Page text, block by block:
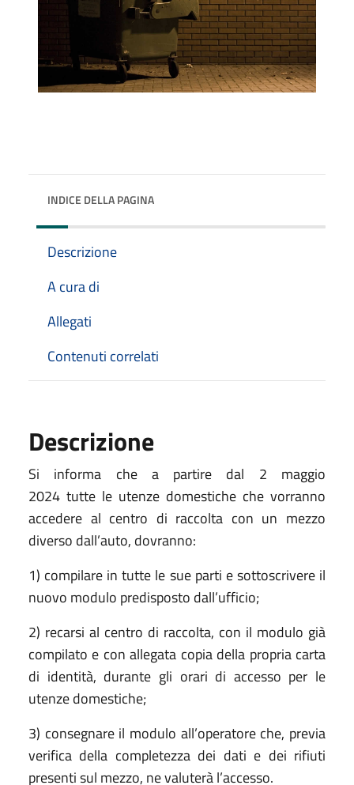
INDICE DELLA PAGINA
Descrizione
A cura di
Allegati
Contenuti correlati
Descrizione
Si informa che a partire dal 2 maggio
2024 tutte le utenze domestiche che vorranno
accedere al centro di raccolta con un mezzo
diverso dall’auto, dovranno:
1) compilare in tutte le sue parti e sottoscrivere il
nuovo modulo predisposto dall’ufficio;
2) recarsi al centro di raccolta, con il modulo già
compilato e con allegata copia della propria carta
di identità, durante gli orari di accesso per le
utenze domestiche;
3) consegnare il modulo all’operatore che, previa
verifica della completezza dei dati e dei rifiuti
presenti sul mezzo, ne valuterà l’accesso.